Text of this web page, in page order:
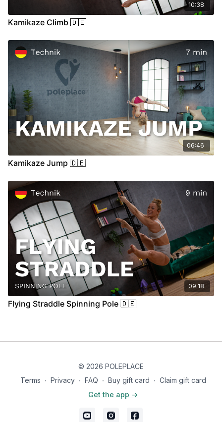
10:38
Kamikaze Climb 🇩🇪
06:46
Kamikaze Jump 🇩🇪
09:18
Flying Straddle Spinning Pole 🇩🇪
© 2026 POLEPLACE
Terms ∙ Privacy ∙ FAQ ∙ Buy gift card ∙ Claim gift card
Get the app ->